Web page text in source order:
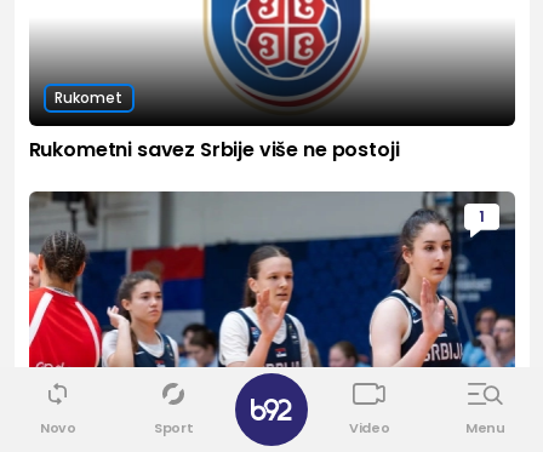
Rukomet
Rukometni savez Srbije više ne postoji
1
ABA
Novo Sport Video Menu